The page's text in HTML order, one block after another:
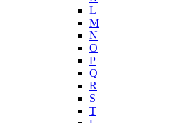
L
M
N
O
P
Q
R
S
T